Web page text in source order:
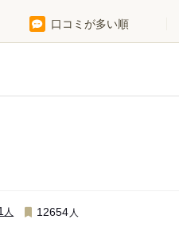
口コミが多い順
人 12654 人